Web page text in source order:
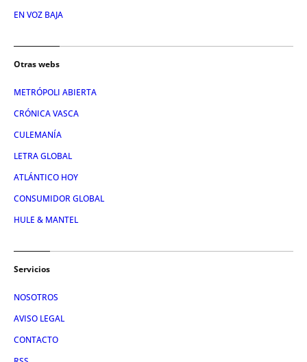
EN VOZ BAJA
Otras webs
METRÓPOLI ABIERTA
CRÓNICA VASCA
CULEMANÍA
LETRA GLOBAL
ATLÁNTICO HOY
CONSUMIDOR GLOBAL
HULE & MANTEL
Servicios
NOSOTROS
AVISO LEGAL
CONTACTO